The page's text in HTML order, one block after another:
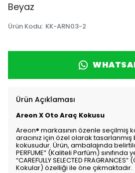
Beyaz
Ürün Kodu: KK-ARN03-2
Ürün Açıklaması
Areon X Oto Araç Kokusu
Areon® markasının özenle seçilmiş
aracınız için özel olarak
kokusudur. Ürün, ambalajında
PERFUME” (Kaliteli Parfüm)
“CAREFULLY SELECTED
Kokular) özelliği ile öne çıkmaktadır.